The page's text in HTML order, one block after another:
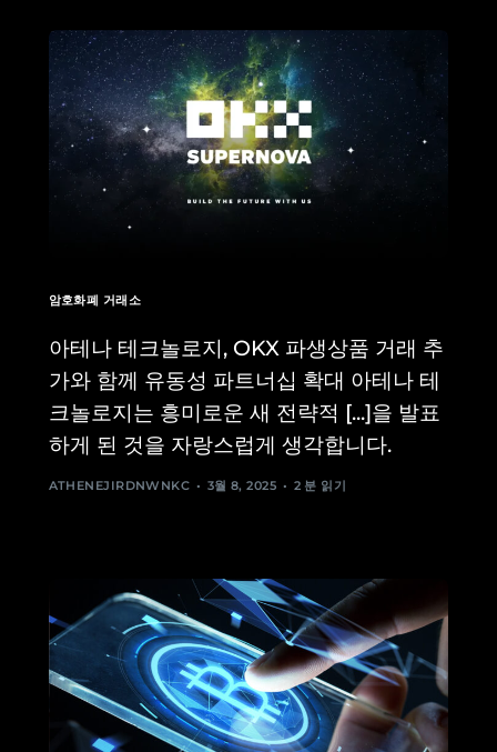
암호화폐 거래소
아테나 테크놀로지, OKX 파생상품 거래 추
가와 함께 유동성 파트너십 확대 아테나 테
크놀로지는 흥미로운 새 전략적 [...]을 발표
하게 된 것을 자랑스럽게 생각합니다.
ATHENEJIRDNWNKC 3월 8, 2025 2 분 읽기